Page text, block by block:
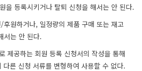
을 등록시키거나 탈퇴 신청을 해서는 안 된다.
원하거나, 일정량의 제품 구매 또는 재고
서는 안 된다.
제공하는 회원 등록 신청서의 작성을 통해
다른 신청 서류를 변형하여 사용할 수 없다.